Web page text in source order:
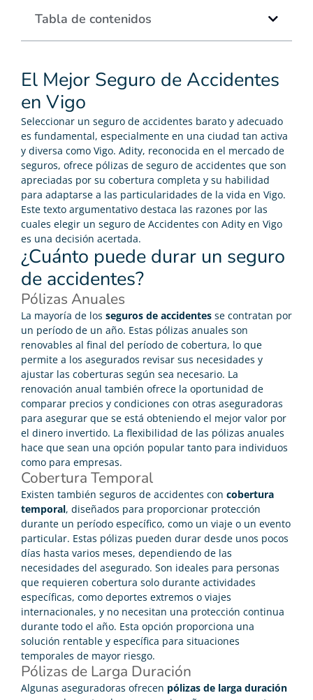
El Mejor Seguro de Accidentes
en Vigo
Seleccionar un seguro de accidentes barato y adecuado
es fundamental, especialmente en una ciudad tan activa
y diversa como Vigo. Adity, reconocida en el mercado de
seguros, ofrece pólizas de seguro de accidentes que son
apreciadas por su cobertura completa y su habilidad
para adaptarse a las particularidades de la vida en Vigo.
Este texto argumentativo destaca las razones por las
cuales elegir un seguro de Accidentes con Adity en Vigo
es una decisión acertada.
¿Cuánto puede durar un seguro
de accidentes?
Pólizas Anuales
La mayoría de los seguros de accidentes se contratan por
un período de un año. Estas pólizas anuales son
renovables al final del período de cobertura, lo que
permite a los asegurados revisar sus necesidades y
ajustar las coberturas según sea necesario. La
renovación anual también ofrece la oportunidad de
comparar precios y condiciones con otras aseguradoras
para asegurar que se está obteniendo el mejor valor por
el dinero invertido. La flexibilidad de las pólizas anuales
hace que sean una opción popular tanto para individuos
como para empresas.
Cobertura Temporal
Existen también seguros de accidentes con cobertura
temporal, diseñados para proporcionar protección
durante un período específico, como un viaje o un evento
particular. Estas pólizas pueden durar desde unos pocos
días hasta varios meses, dependiendo de las
necesidades del asegurado. Son ideales para personas
que requieren cobertura solo durante actividades
específicas, como deportes extremos o viajes
internacionales, y no necesitan una protección continua
durante todo el año. Esta opción proporciona una
solución rentable y específica para situaciones
temporales de mayor riesgo.
Pólizas de Larga Duración
Algunas aseguradoras ofrecen pólizas de larga duración
Tabla de contenidos